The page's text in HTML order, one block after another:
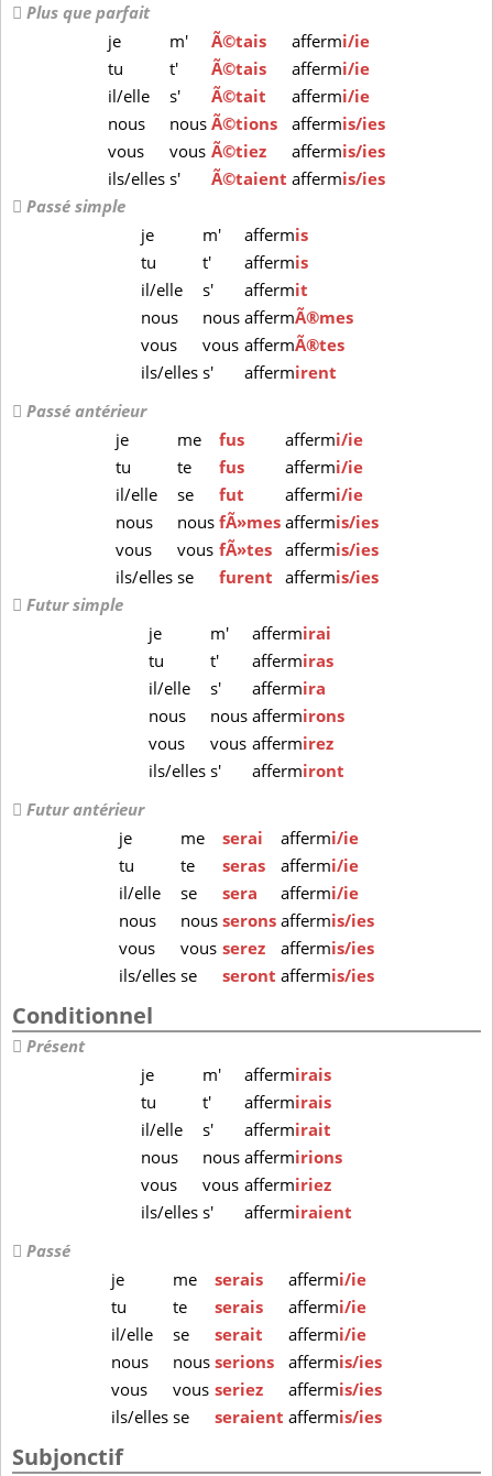
Plus que parfait
je
m' Ã©tais affermi/ie
tu
t' Ã©tais affermi/ie
il/elle
s' Ã©tait affermi/ie
nous
nousÃ©tions affermis/ies
vous
vous Ã©tiez affermis/ies
ils/elless' Ã©taient affermis/ies
Passé simple
je
m' affermis
tu
t' affermis
il/elle
s' affermit
nous
nous affermÃ®mes
vous
vous affermÃ®tes
ils/elles s' affermirent
Passé antérieur
je
me fus affermi/ie
tu
te fus affermi/ie
il/elle
se fut affermi/ie
nous
nous fÃ»mes affermis/ies
vous
vous fÃ»tes affermis/ies
ils/elles se furent affermis/ies
Futur simple
je
m' affermirai
tu
t' affermiras
il/elle
s' affermira
nous
nousaffermirons
vous
vous affermirez
ils/elless' affermiront
Futur antérieur
je
me serai affermi/ie
tu
te seras affermi/ie
il/elle
se sera affermi/ie
nous
nousseronsaffermis/ies
vous
vous serez affermis/ies
ils/ellesse seront affermis/ies
Conditionnel
Présent
je
m' affermirais
tu
t' affermirais
il/elle
s' affermirait
nous
nousaffermirions
vous
vous affermiriez
ils/elless' affermiraient
Passé
je
me serais affermi/ie
tu
te serais affermi/ie
il/elle
se serait affermi/ie
nous
nousserions affermis/ies
vous
vous seriez affermis/ies
ils/ellesse seraient affermis/ies
Subjonctif